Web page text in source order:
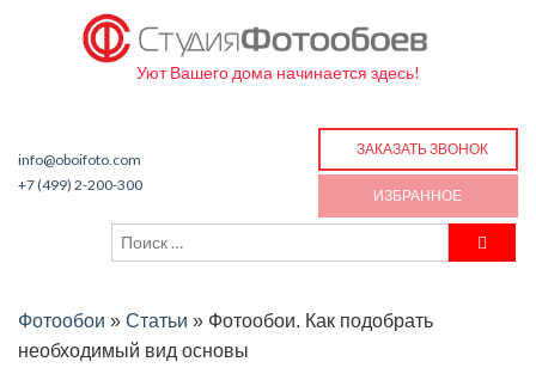
Уют Вашего дома начинается здесь!
info@oboifoto.com
+7 (499) 2-200-300
ЗАКАЗАТЬ ЗВОНОК
ИЗБРАННОЕ
Фотообои » Статьи » Фотообои. Как подобрать
необходимый вид основы